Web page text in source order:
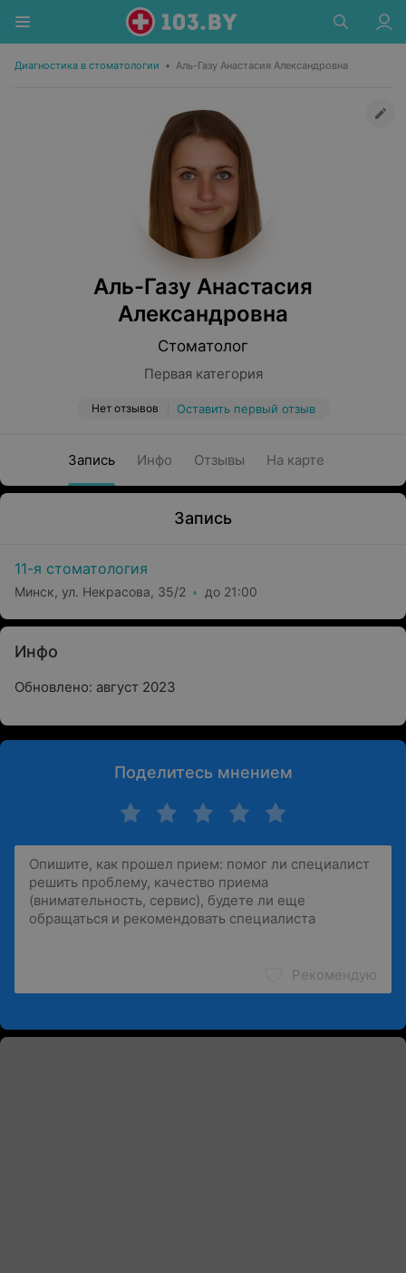
Диагностика в стоматологии • Аль-Газу Анастасия Александровна
Аль-Газу Анастасия
Александровна
Стоматолог
Первая категория
Нет отзывов Оставить первый отзыв
Запись Инфо Отзывы На карте
Запись
11-я стоматология
Минск, ул. Некрасова, 35/2 до 21:00
Инфо
Обновлено: август 2023
Поделитесь мнением
Рекомендую